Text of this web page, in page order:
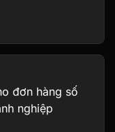
đơn hàng số
nghiệp